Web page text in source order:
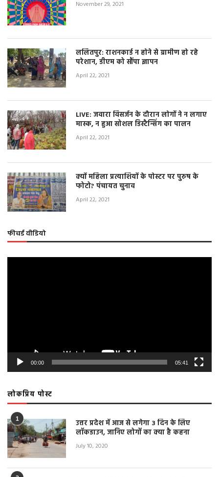
November 29, 2021
ललितपुर: राशनकार्ड न होने से ग्रामीण हो रहे
परेशान, डीएम को सौंपा ज्ञापन
April 22, 2021
LIVE: जवारा विसर्जन के दौरान लोगों ने न लगाए
मास्क, न हुआ सोशल डिस्टैन्सिंग का पालन
April 22, 2021
क्यों महिला प्रत्याशियों के पोस्टर पर पुरुष के
फोटो? पंचायत चुनाव
April 22, 2021
फीचर्ड वीडियो
00:00 05:41
लोकप्रिय पोस्ट
1
उत्तर प्रदेश में आज से लगेगा 3 दिन के लिए
लॉकडाउन, जानिए लोगों का क्या है कहना
July 10, 2020